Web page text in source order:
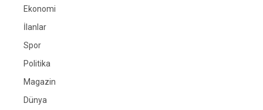
Ekonomi
İlanlar
Spor
Politika
Magazin
Dünya